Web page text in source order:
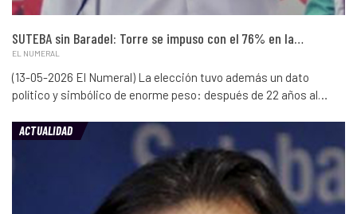
SUTEBA sin Baradel: Torre se impuso con el 76% en la…
EL NUMERAL
(13-05-2026 El Numeral) La elección tuvo además un dato
político y simbólico de enorme peso: después de 22 años al…
ACTUALIDAD